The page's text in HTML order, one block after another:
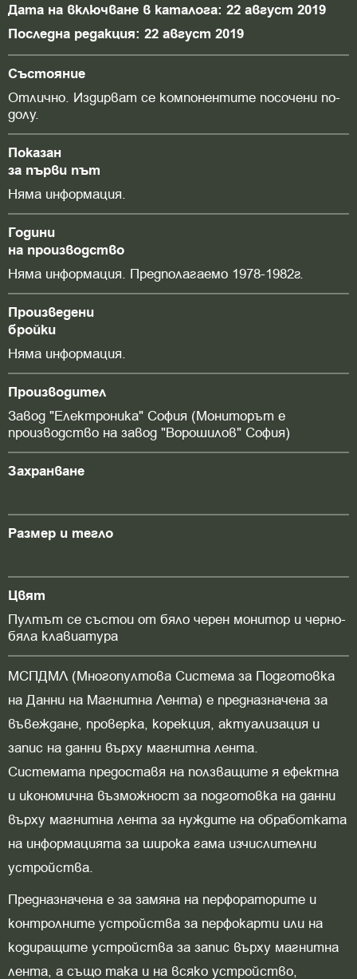
Дата на включване в каталога: 22 август 2019
Последна редакция: 22 август 2019
Състояние
Отлично. Издирват се компонентите посочени по-
долу.
Показан
за първи път
Няма информация.
Години
на производство
Няма информация. Предполагаемо 1978-1982г.
Произведени
бройки
Няма информация.
Производител
Завод "Електроника" София (Мониторът е
производство на завод "Ворошилов" София)
Захранване
Размер и тегло
Цвят
Пултът се състои от бяло черен монитор и черно-
бяла клавиатура
МСПДМЛ (Многопултова Система за Подготовка
на Данни на Магнитна Лента) е предназначена за
въвеждане, проверка, корекция, актуализация и
запис на данни върху магнитна лента.
Системата предоставя на ползващите я ефектна
и икономична възможност за подготовка на данни
върху магнитна лента за нуждите на обработката
на информацията за широка гама изчислителни
устройства.
Предназначена е за замяна на перфораторите и
контролните устройства за перфокарти или на
кодиращите устройства за запис върху магнитна
лента, а също така и на всяко устройство,